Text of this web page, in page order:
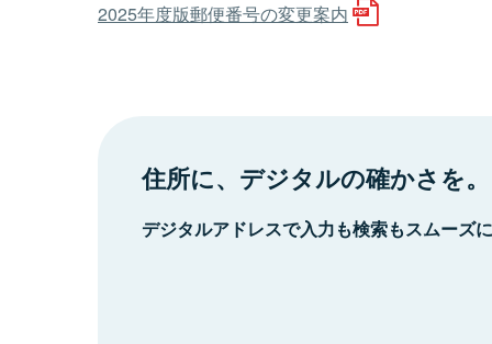
2025年度版郵便番号の変更案内
住所に、デジタルの確かさを。
デジタルアドレスで入力も検索もスムーズ